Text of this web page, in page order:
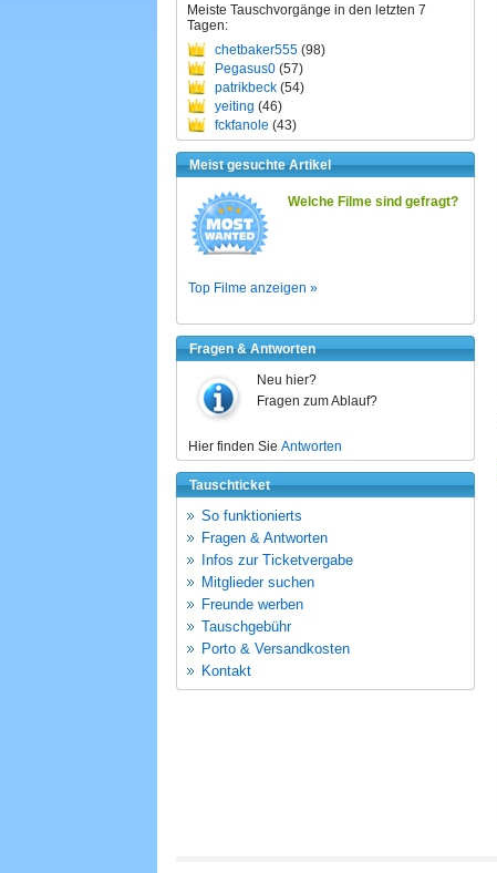
Meiste Tauschvorgänge in den letzten 7
Tagen:
chetbaker555 (98)
Pegasus0 (57)
patrikbeck (54)
yeiting (46)
fckfanole (43)
Meist gesuchte Artikel
Welche Filme sind gefragt?
Top Filme anzeigen »
Fragen & Antworten
Neu hier?
Fragen zum Ablauf?
Hier finden Sie Antworten
Tauschticket
So funktionierts
Fragen & Antworten
Infos zur Ticketvergabe
Mitglieder suchen
Freunde werben
Tauschgebühr
Porto & Versandkosten
Kontakt